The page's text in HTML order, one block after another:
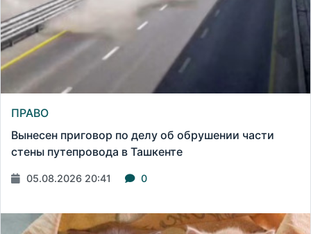
ПРАВО
Вынесен приговор по делу об обрушении части
стены путепровода в Ташкенте
05.08.2026 20:41 0